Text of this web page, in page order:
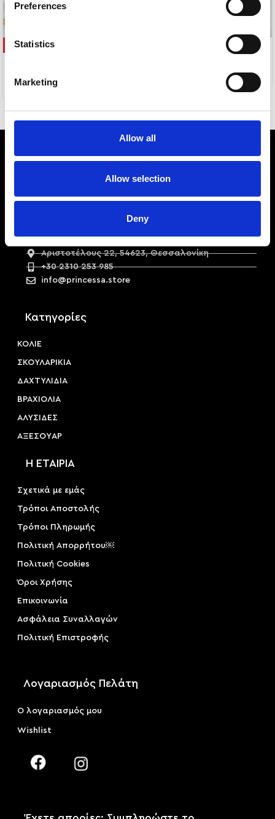
Preferences
Statistics
Marketing
Allow all
Allow selection
Deny
-58%
5,00
Αριστοτέλους 22, 54623, Θεσσαλονίκη
+30 2310 253 985
info@princessa.store
Κατηγορίες
ΚΟΛΙΕ
ΣΚΟΥΛΑΡΙΚΙΑ
ΔΑΧΤΥΛΙΔΙΑ
ΒΡΑΧΙΟΛΙΑ
ΑΛΥΣΙΔΕΣ
ΑΞΕΣΟΥAΡ
Η ΕΤΑΙΡΙΑ
Σχετικά με εμάς
Τρόποι Αποστολής
Τρόποι Πληρωμής
Πολιτική Απορρήτου￼
Πολιτική Cookies
Όροι Χρήσης
Επικοινωνία
Ασφάλεια Συναλλαγών
Πολιτική Επιστροφής
Λογαριασμός Πελάτη
Ο λογαριασμός μου
Wishlist